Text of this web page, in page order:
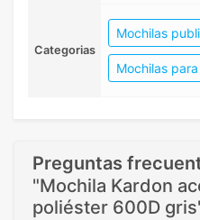
Categorias
Mochilas
Mochilas
Preguntas
"Mochila Kardon
poliéster 600D